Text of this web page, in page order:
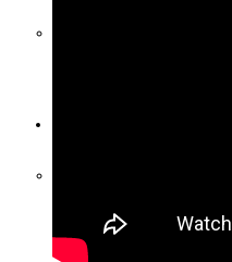
Українські християни
залишаються головною